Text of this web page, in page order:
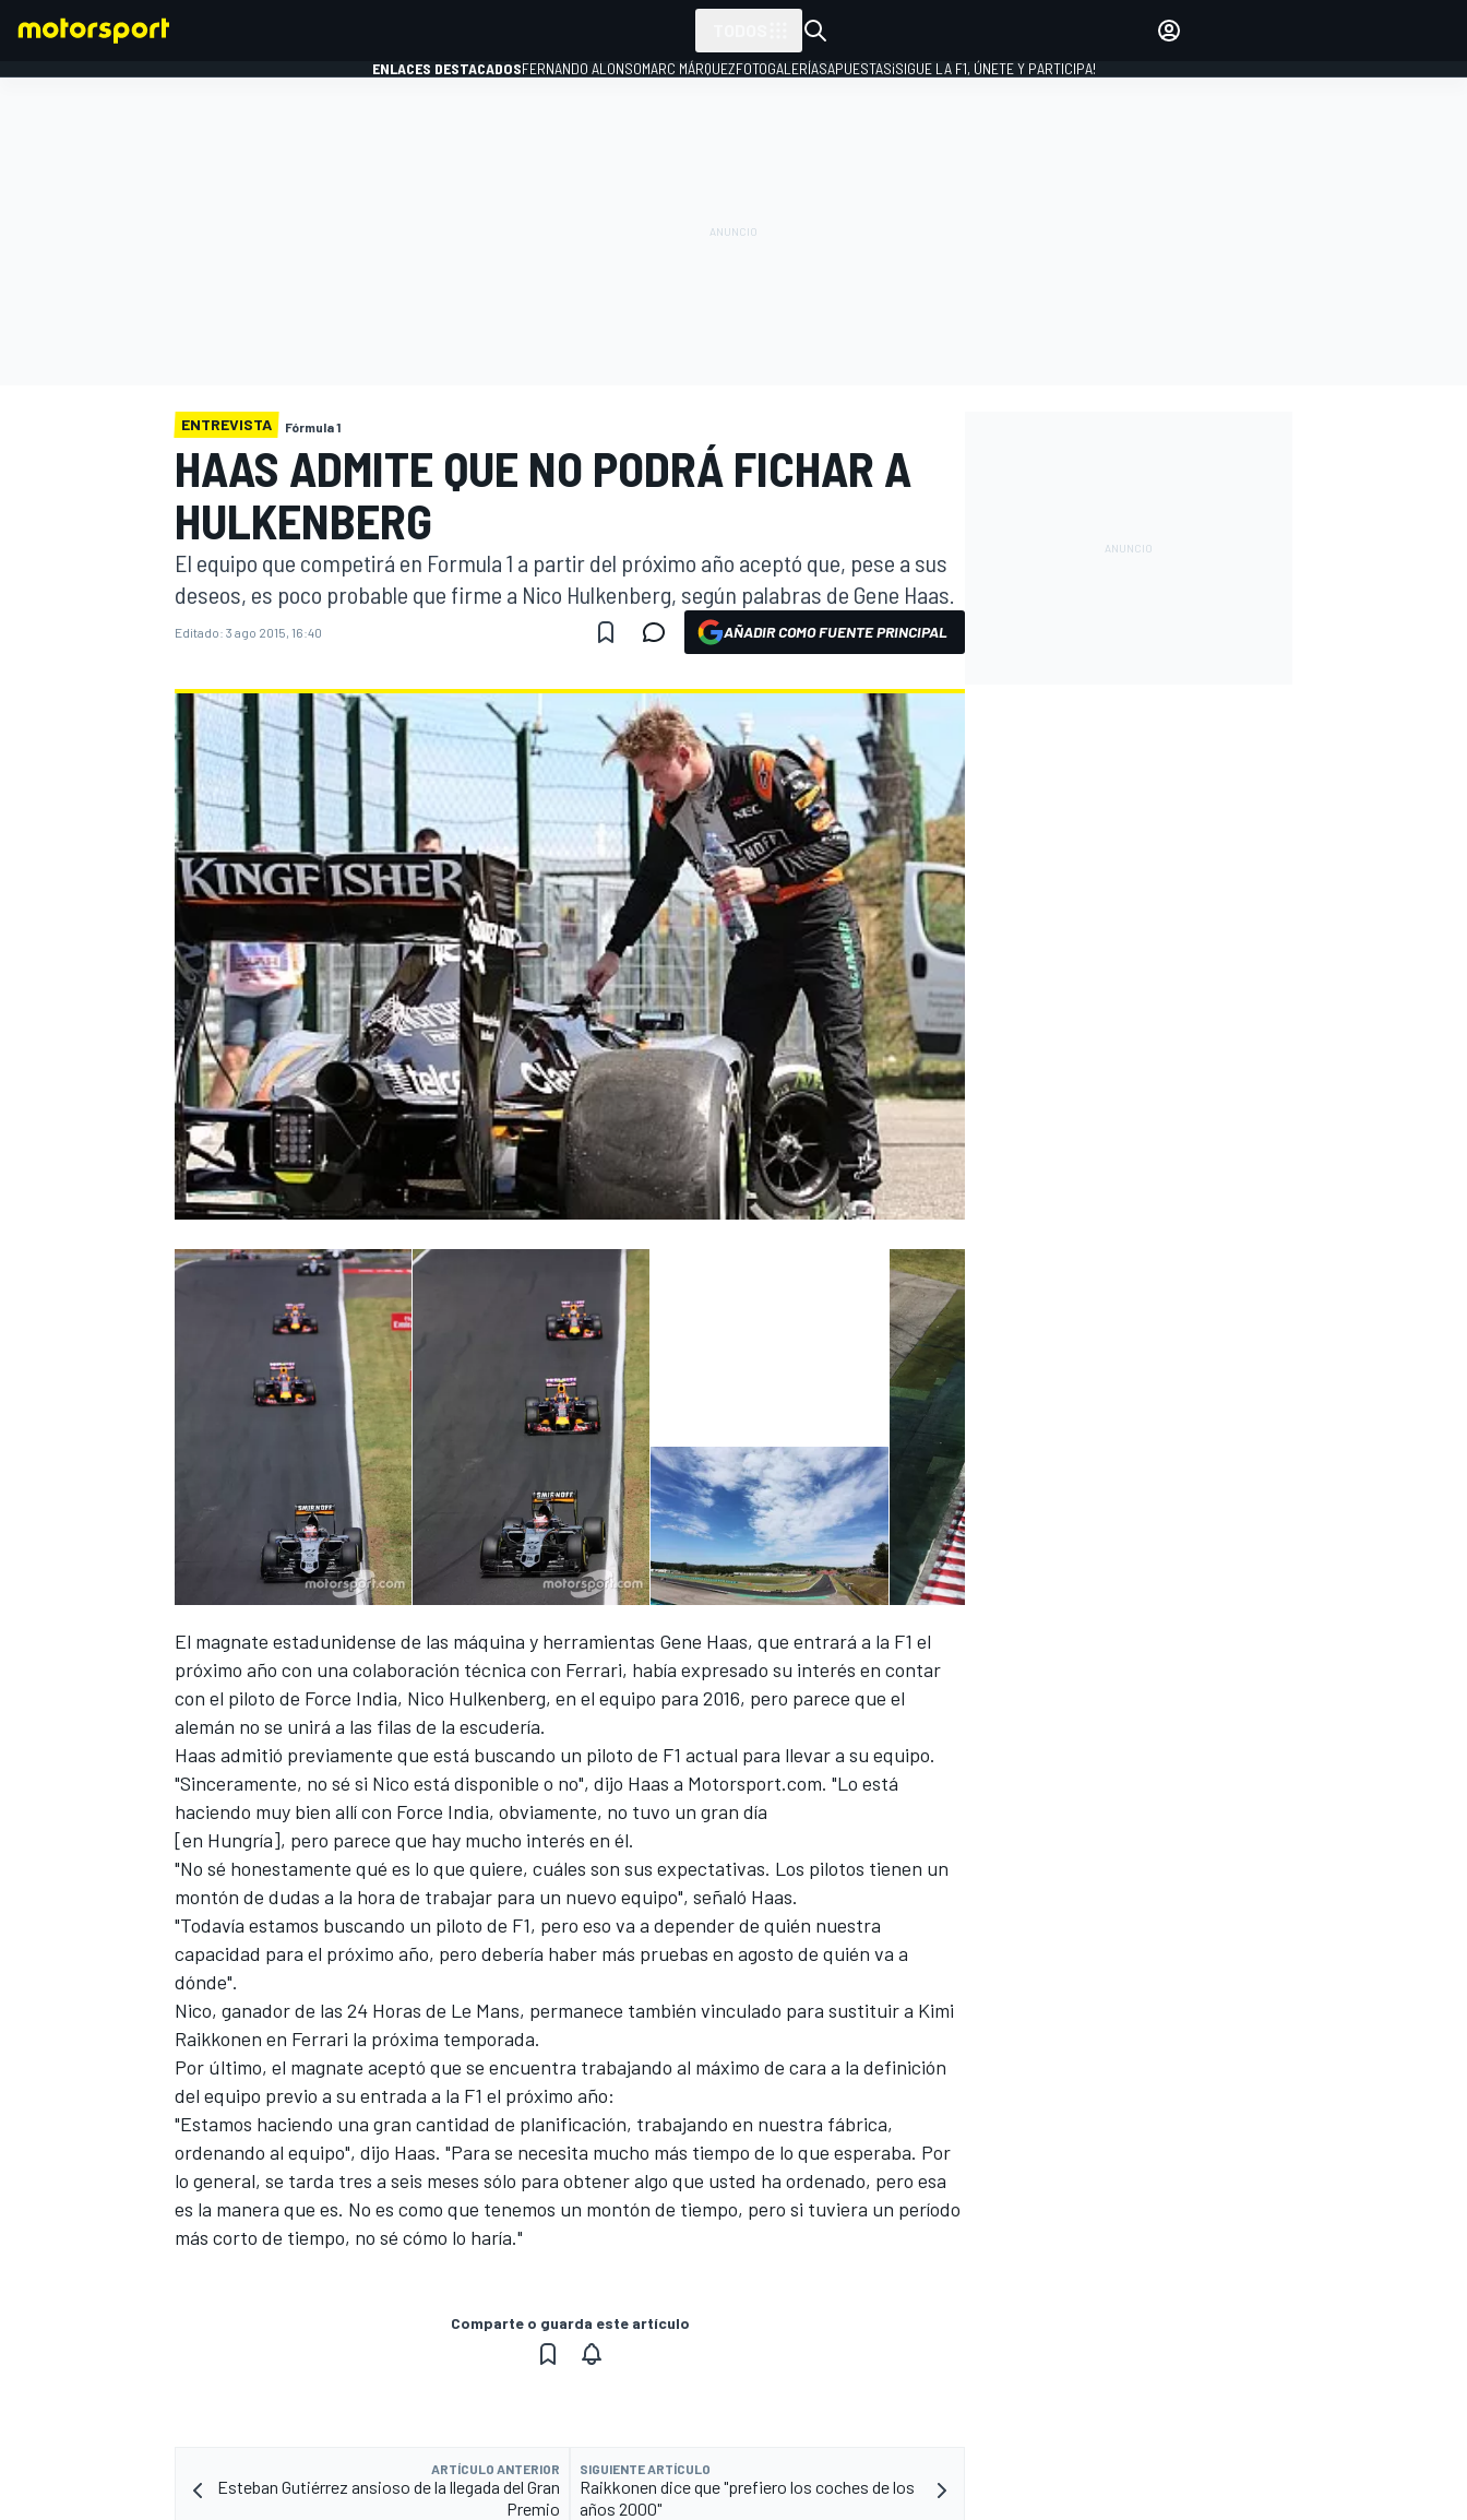
WEC FÓRMULA E
MÁS CATEGORÍAS
ENLACES DESTACADOSFERNANDO ALONSOMARC MÁRQUEZFOTOGALERÍASAPUESTAS¡SIGUE LA F1, ÚNETE Y PARTICIPA!
ENTREVISTA Fórmula 1
HAAS ADMITE QUE NO PODRÁ FICHAR A
HULKENBERG
El equipo que competirá en Formula 1 a partir del próximo año aceptó que, pese a sus
deseos, es poco probable que firme a Nico Hulkenberg, según palabras de Gene Haas.
Editado: 3 ago 2015, 16:40 AÑADIR COMO FUENTE PRINCIPAL
El magnate estadunidense de las máquina y herramientas Gene Haas, que entrará a la F1 el
próximo año con una colaboración técnica con Ferrari, había expresado su interés en contar
con el piloto de Force India, Nico Hulkenberg, en el equipo para 2016, pero parece que el
alemán no se unirá a las filas de la escudería.
Haas admitió previamente que está buscando un piloto de F1 actual para llevar a su equipo.
"Sinceramente, no sé si Nico está disponible o no", dijo Haas a Motorsport.com. "Lo está
haciendo muy bien allí con Force India, obviamente, no tuvo un gran día
[en Hungría], pero parece que hay mucho interés en él.
"No sé honestamente qué es lo que quiere, cuáles son sus expectativas. Los pilotos tienen un
montón de dudas a la hora de trabajar para un nuevo equipo", señaló Haas.
"Todavía estamos buscando un piloto de F1, pero eso va a depender de quién nuestra
capacidad para el próximo año, pero debería haber más pruebas en agosto de quién va a
dónde".
Nico, ganador de las 24 Horas de Le Mans, permanece también vinculado para sustituir a Kimi
Raikkonen en Ferrari la próxima temporada.
Por último, el magnate aceptó que se encuentra trabajando al máximo de cara a la definición
del equipo previo a su entrada a la F1 el próximo año:
"Estamos haciendo una gran cantidad de planificación, trabajando en nuestra fábrica,
ordenando al equipo", dijo Haas. "Para se necesita mucho más tiempo de lo que esperaba. Por
lo general, se tarda tres a seis meses sólo para obtener algo que usted ha ordenado, pero esa
es la manera que es. No es como que tenemos un montón de tiempo, pero si tuviera un período
más corto de tiempo, no sé cómo lo haría."
Comparte o guarda este artículo
ARTÍCULO ANTERIOR
Esteban Gutiérrez ansioso de la llegada del Gran
Premio
SIGUIENTE ARTÍCULO
Raikkonen dice que "prefiero los coches de los
años 2000"